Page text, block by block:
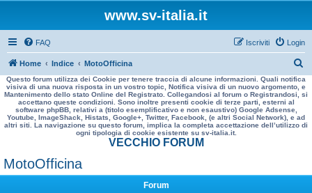
www.sv-italia.it
FAQ Login
Iscriviti
Home Indice MotoOfficina
e
r
a
Questo forum utilizza dei Cookie per tenere traccia di alcune informazioni. Quali notifica
visiva di una nuova risposta in un vostro topic, Notifica visiva di un nuovo argomento, e
Mantenimento dello stato Online del Registrato. Collegandosi al forum o Registrandosi, si
accettano queste condizioni. Sono inoltre presenti cookie di terze parti, esterni al
software phpBB, relativi a (titolo esemplificativo e non esaustivo) Google Adsense,
Youtube, ImageShack, Histats, Google+, Twitter, Facebook, (e altri Social Network), e ad
altri siti. La navigazione su questo forum, implica la completa accettazione dell’utilizzo di
ogni tipologia di cookie esistente su sv-italia.it.
VECCHIO FORUM
MotoOfficina
Forum